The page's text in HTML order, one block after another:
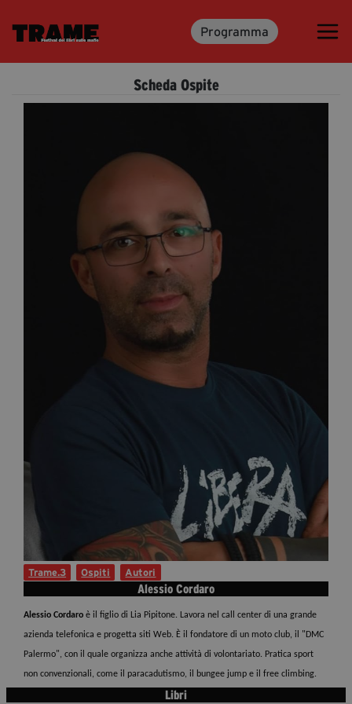
Programma
Trame.15
Media & Press
Accrediti Stampa
Cartella Stampa
Rassegna Stampa
Fondazione Trame
Civico Trame
#Trameascuola
Visioni Civiche
Mostra 3D - Visioni Civiche
Il Diritto di Essere
Archivio Storico
Contatti
Scheda Ospite
Alessio Cordaro
Alessio Cordaro è il figlio di Lia Pipitone. Lavora nel call center di una grande
azienda telefonica e progetta siti Web. È il fondatore di un moto club, il "DMC
Palermo", con il quale organizza anche attività di volontariato. Pratica sport
non convenzionali, come il paracadutismo, il bungee jump e il free climbing.
Trame.3 Ospiti Autori
Libri